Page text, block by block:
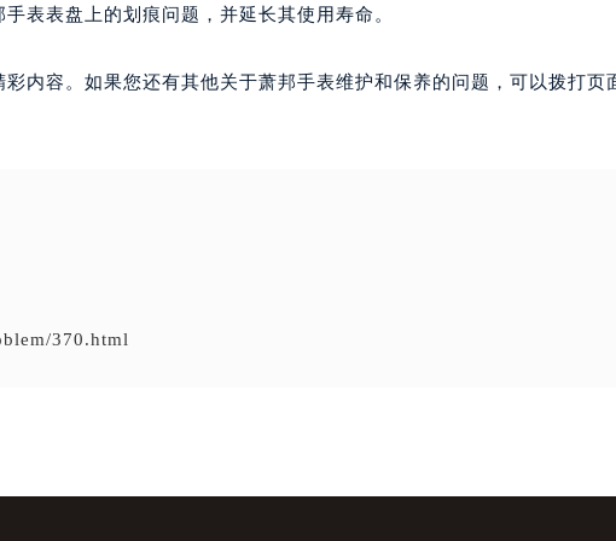
表表盘上的划痕问题，并延长其使用寿命。
彩内容。如果您还有其他关于萧邦手表维护和保养的问题，可以拨打页
370.html